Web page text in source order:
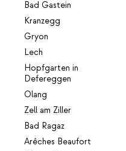
Bad Gastein
Kranzegg
Gryon
Lech
Hopfgarten in
Defereggen
Olang
Zell am Ziller
Bad Ragaz
Arêches Beaufort